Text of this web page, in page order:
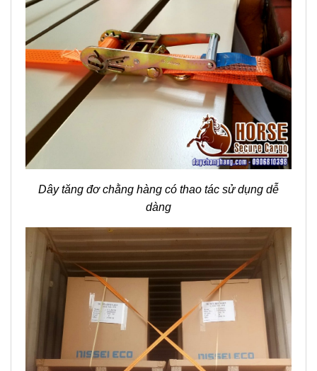
Dây tăng đơ chằng hàng có thao tác sử dụng dễ
dàng